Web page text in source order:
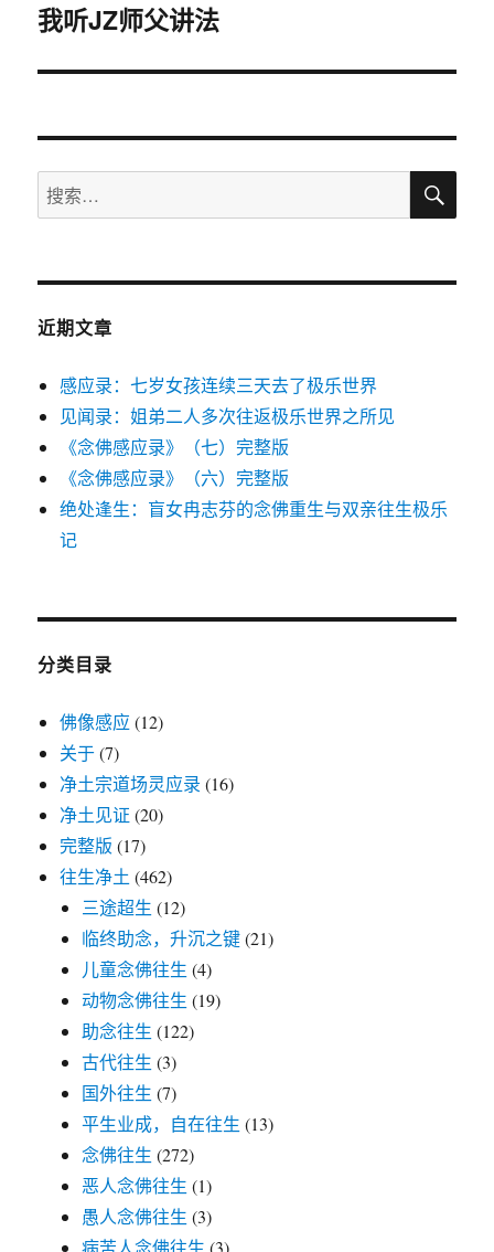
篇
章：
我听JZ师父讲法
搜
索：
搜
近期文章
感应录：七岁女孩连续三天去了极乐世界
见闻录：姐弟二人多次往返极乐世界之所见
《念佛感应录》（七）完整版
《念佛感应录》（六）完整版
绝处逢生：盲女冉志芬的念佛重生与双亲往生极乐
记
分类目录
佛像感应 (12)
关于(7)
净土宗道场灵应录 (16)
净土见证 (20)
完整版 (17)
往生净土 (462)
三途超生 (12)
临终助念，升沉之键(21)
儿童念佛往生 (4)
动物念佛往生 (19)
助念往生 (122)
古代往生 (3)
国外往生 (7)
平生业成，自在往生 (13)
念佛往生 (272)
恶人念佛往生 (1)
愚人念佛往生 (3)
病苦人念佛往生 (3)